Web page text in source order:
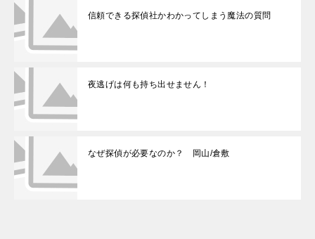
信頼できる探偵社かわかってしまう魔法の質問
夜逃げは何も持ち出せません！
なぜ探偵が必要なのか？ 岡山/倉敷